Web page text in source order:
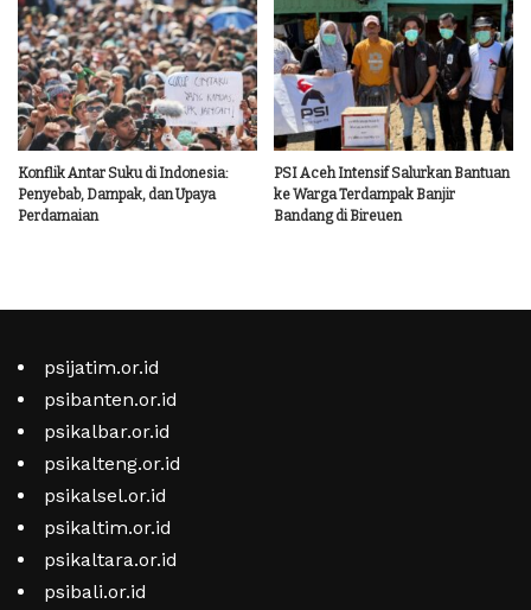
Konflik Antar Suku di Indonesia:
Penyebab, Dampak, dan Upaya
Perdamaian
PSI Aceh Intensif Salurkan Bantuan
ke Warga Terdampak Banjir
Bandang di Bireuen
psijatim.or.id
psibanten.or.id
psikalbar.or.id
psikalteng.or.id
psikalsel.or.id
psikaltim.or.id
psikaltara.or.id
psibali.or.id